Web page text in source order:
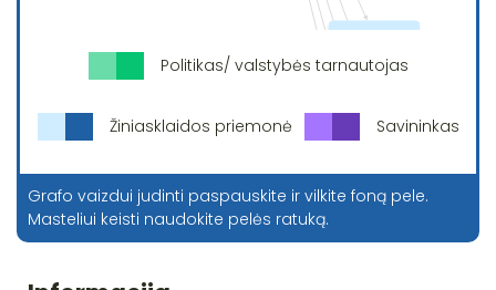
Politikas/ valstybės tarnautojas
Žiniasklaidos priemonė Savininkas
Grafo vaizdui judinti paspauskite ir vilkite foną pele.
Masteliui keisti naudokite pelės ratuką.